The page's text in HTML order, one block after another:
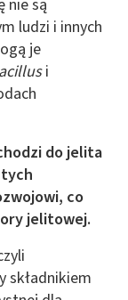
nie są
ludzi i innych
je
i
do jelita
co
jelitowej.
składnikiem